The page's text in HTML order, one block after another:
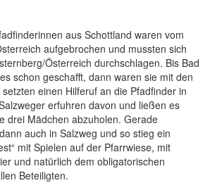
aus Schottland waren vom
aufgebrochen und mussten sich
Österreich durchschlagen. Bis Bad
schon geschafft, dann waren sie mit den
einen Hilferuf an die Pfadfinder in
erfuhren davon und ließen es
drei Mädchen abzuholen. Gerade
auch in Salzweg und so stieg ein
mit Spielen auf der Pfarrwiese, mit
und natürlich dem obligatorischen
Beteiligten.